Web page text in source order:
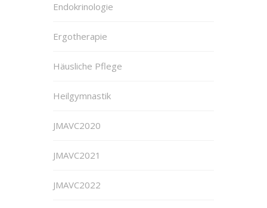
Endokrinologie
Ergotherapie
Häusliche Pflege
Heilgymnastik
JMAVC2020
JMAVC2021
JMAVC2022